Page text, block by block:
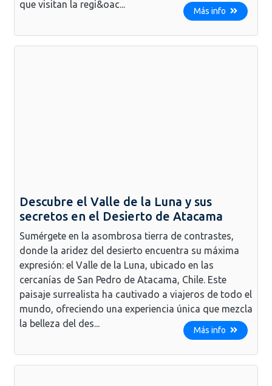
que visitan la regi&oac...
Más info
Descubre el Valle de la Luna y sus
secretos en el Desierto de Atacama
Sumérgete en la asombrosa tierra de contrastes,
donde la aridez del desierto encuentra su máxima
expresión: el Valle de la Luna, ubicado en las
cercanías de San Pedro de Atacama, Chile. Este
paisaje surrealista ha cautivado a viajeros de todo el
mundo, ofreciendo una experiencia única que mezcla
la belleza del des...
Más info